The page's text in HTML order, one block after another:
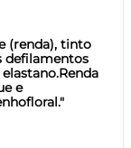
(renda), tinto
defilamentos
e